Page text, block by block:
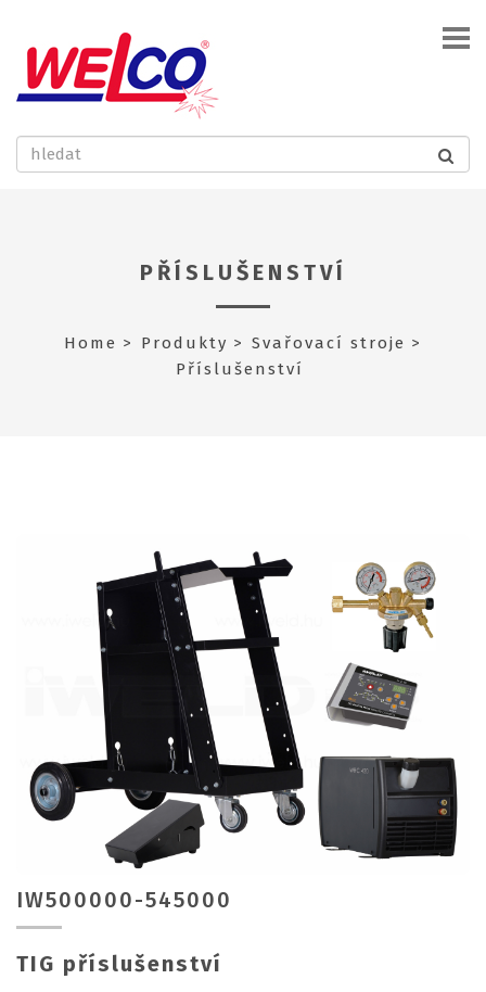
PŘÍSLUŠENSTVÍ
Home Produkty
Svařovací stroje
Příslušenství
IW500000-545000
TIG příslušenství